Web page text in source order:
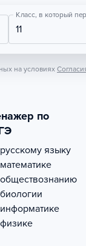
Класс, в который
11
на условиях
по
языку